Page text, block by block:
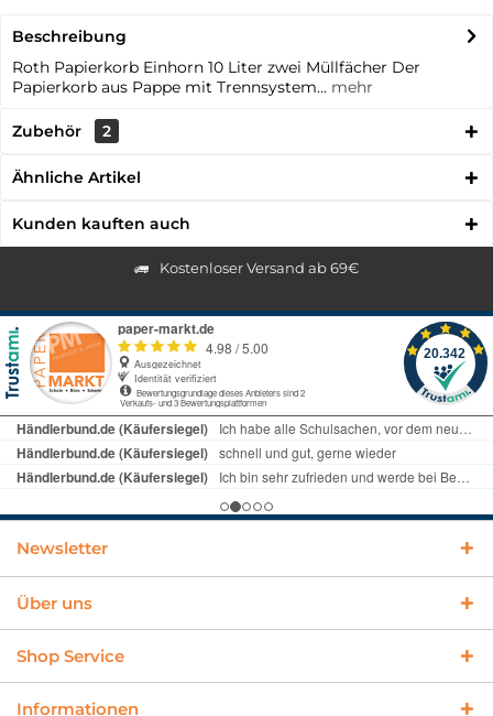
Beschreibung
Roth Papierkorb Einhorn 10 Liter zwei Müllfächer Der
Papierkorb aus Pappe mit Trennsystem... mehr
Zubehör 2
Ähnliche Artikel
Kunden kauften auch
Kostenloser Versand ab 69€
Newsletter
Über uns
Shop Service
Informationen